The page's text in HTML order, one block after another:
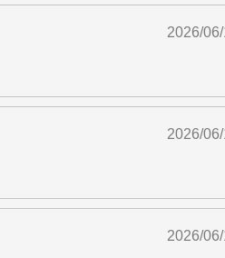
2026/
2026/
2026/